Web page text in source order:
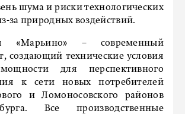
шума и риски технологических
за природных воздействий.
«Марьино» – современный
создающий технические условия
для перспективного
к сети новых потребителей
и Ломоносовского районов
Все производственные